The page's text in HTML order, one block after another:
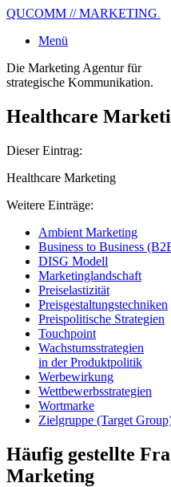
QUCOMM // MARKETING.
Menü
Die Marketing Agentur für
strategische Kommunikation.
Healthcare
Dieser Eintrag:
Healthcare Marketing
Weitere Einträge:
Ambient Marketing
Business to Business
DISG Modell
Marketinglandschaft
Preiselastizität
Preisgestaltungstechniken
Preispolitische Strategien
Touchpoint
Wachstumsstrategien
in der Produktpolitik
Werbewirkung
Wettbewerbsstrategien
Wortmarke
Zielgruppe (Target
Häufig gestellte
Marketing